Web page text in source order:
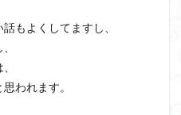
もよくしてますし、
われます。